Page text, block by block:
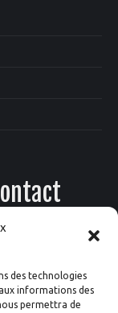
des technologies
informations des
permettra de